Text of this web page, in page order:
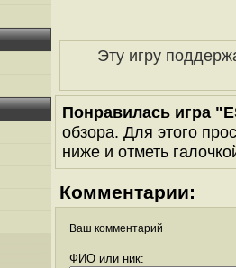
Эту игру
Понравилась игра
обзора. Для этого
ниже и отметь
Комментарии:
Ваш комментарий
ФИО или ник: